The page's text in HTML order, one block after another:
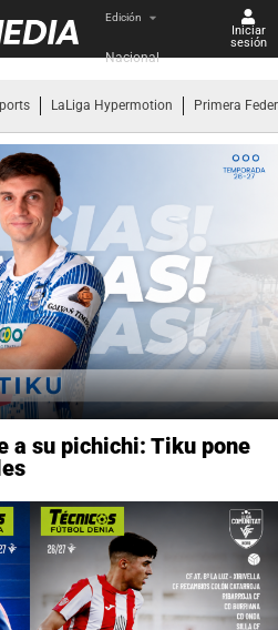
Edición
Nacional
Iniciar
sesión
LaLiga Hypermotion Primera
a su pichichi: Tiku pone